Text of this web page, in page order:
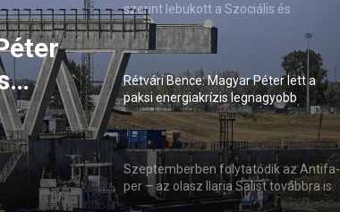
szerint lebukott a Szociális és
Családügyi Minisztérium
Rétvári Bence: Magyar Péter lett a
paksi energiakrízis legnagyobb
rémhírterjesztője (VIDEÓ)
Szeptemberben folytatódik az Antifa-
per – az olasz Ilaria Salist továbbra is
mentelmi jog védi